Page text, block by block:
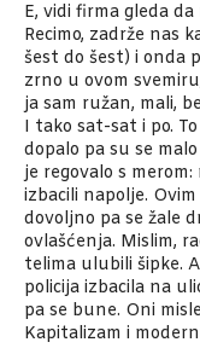
E, vidi firma gleda
Recimo, zadrže nas
šest do šest) i onda
zrno u ovom
ja sam ružan, mali,
I tako sat-sat i po.
dopalo pa su se
je regovalo s
izbacili napolje.
dovoljno pa se žale
ovlašćenja. Mislim,
telima ulubili šipke.
policija izbacila na
pa se bune. Oni
Kapitalizam i